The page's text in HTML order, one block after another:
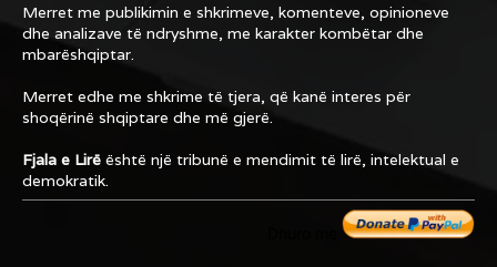
Merret me publikimin e shkrimeve, komenteve, opinioneve
dhe analizave të ndryshme, me karakter kombëtar dhe
mbarëshqiptar.
Merret edhe me shkrime të tjera, që kanë interes për
shoqërinë shqiptare dhe më gjerë.
Fjala e Lirë është një tribunë e mendimit të lirë, intelektual e
demokratik.